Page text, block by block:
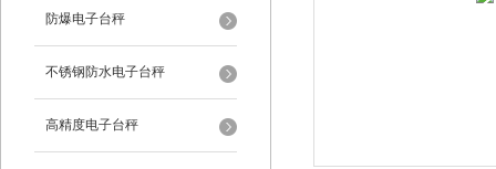
防爆电子台秤
不锈钢防水电子台秤
高精度电子台秤